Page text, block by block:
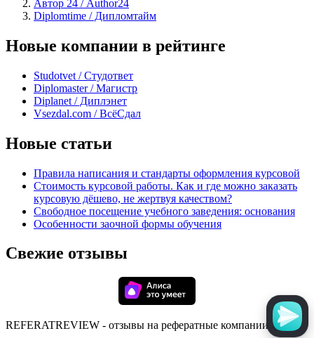
Автор 24 / Author24
Diplomtime / Дипломтайм
Новые компании в рейтинге
Studotvet / Студответ
Diplomaster / Магистр
Diplanet / Диплэнет
Vsezdal.com / ВсёСдал
Новые статьи
Правила написания и стандарты оформления курсовой
Стоимость курсовой работы. Как и где можно заказать
курсовую дёшево, не жертвуя качеством?
Свободное посещение учебного заведения: основания
Особенности заочной формы обучения
Свежие отзывы
REFERATREVIEW - отзывы на рефератные компании